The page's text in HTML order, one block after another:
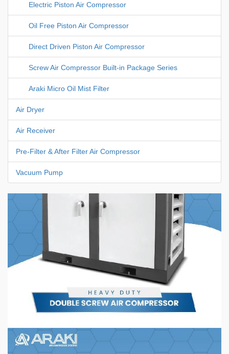
Electric Piston Air Compressor
Oil Free Piston Air Compressor
Direct Driven Piston Air Compressor
Screw Air Compressor Built-in Package Series
Araki Micro Oil Mist Filter
Air Dryer
Air Receiver
Pre-Filter & After Filter Air Compressor
Vacuum Pump